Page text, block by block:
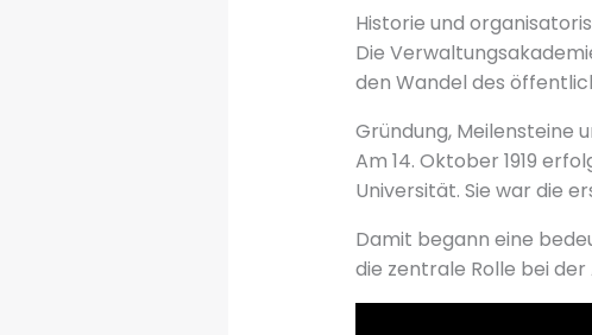
Historie und
Die
den Wandel des
Gründung, Meilensteine
Am 14. Oktober 1919
Universität. Sie war die
Damit begann eine
die zentrale Rolle bei